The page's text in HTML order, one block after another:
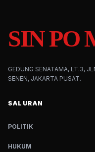
SIN PO
GEDUNG SENATAMA, LT.3,
SENEN, JAKARTA PUSAT.
SALURAN
POLITIK
HUKUM